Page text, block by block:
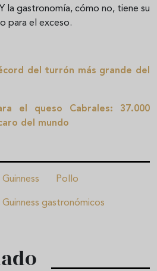
la gastronomía, cómo no, tiene su
para el exceso.
del turrón más grande del
el queso Cabrales: 37.000
del mundo
Pollo
Guinness gastronómicos